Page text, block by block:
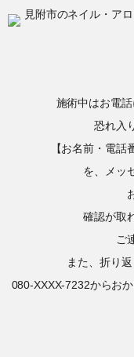
施術中はお電話
恐れ入
【お名前・電話
を、メッ
確認が取
ご
また、折り
080-XXXX-7232からお